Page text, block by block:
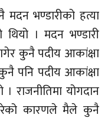
मदन भण्डारीको हत्या
। मदन भण्डारी
कुनै पदीय आकांक्षा
कुनै पनि पदीय आकांक्षा
राजनीतिमा योगदान
कारणले मैले कुनै